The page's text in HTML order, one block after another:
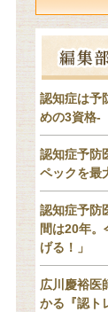
認知症は予
めの3資格-
認知症予防
ペックを最
認知症予防
間は20年
げる！」
広川慶裕医
かる『認ト